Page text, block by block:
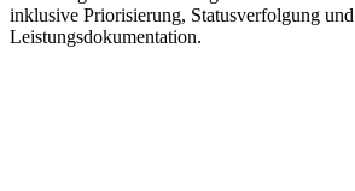
inklusive Priorisierung, Statusverfolgung und
Leistungsdokumentation.